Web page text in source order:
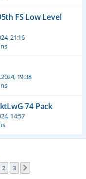
FS Low Level
21:16
19:38
74 Pack
14:57
2 3